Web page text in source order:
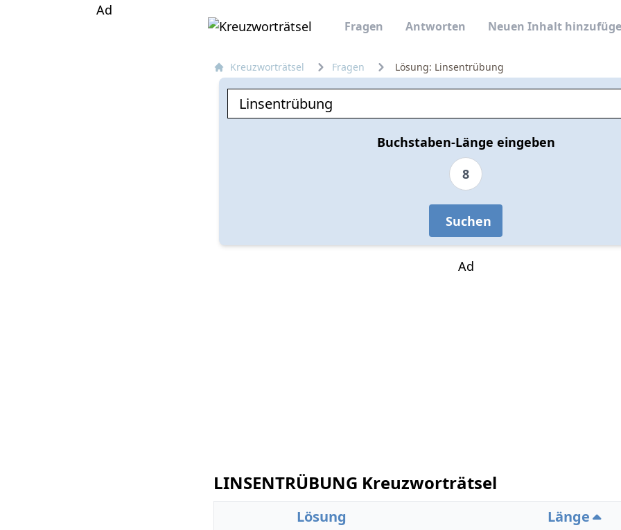
Fragen Antworten Neuen Inhalt
Ad
Kreuzworträtsel Fragen Lösung: Linsentrübung
Buchstaben-Länge eingeben
8
Suchen
Ad
LINSENTRÜBUNG Kreuzworträtsel
Lösung Länge